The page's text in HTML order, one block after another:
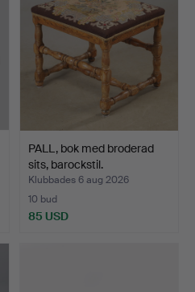
PALL, bok med broderad
sits, barockstil.
Klubbades 6 aug 2026
10 bud
85 USD